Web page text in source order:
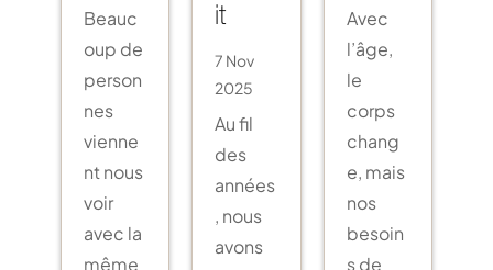
Beauc
oup de
person
nes
vienne
nt nous
voir
avec la
même
it
7 Nov
2025
Au fil
des
années
, nous
avons
Avec
l’âge,
le
corps
chang
e, mais
nos
besoin
s de